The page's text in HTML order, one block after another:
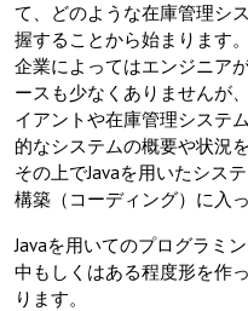
て、どのような在庫管理シ
握することから始まります。
企業によってはエンジニア
ースも少なくありませんが
イアントや在庫管理システ
的なシステムの概要や状況
その上でJavaを用いたシス
構築（コーディング）に入
Javaを用いてのプログラミ
中もしくはある程度形を作
ります。